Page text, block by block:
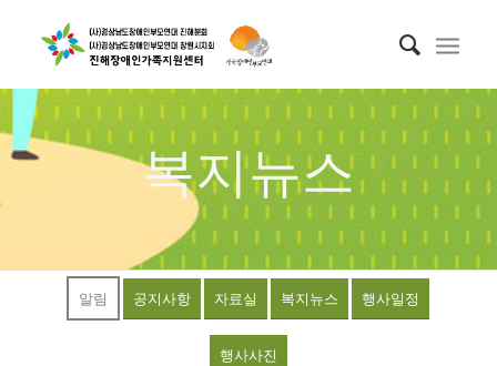
복지뉴스
알림 공지사항 자료실 복지뉴스 행사일정
행사사진